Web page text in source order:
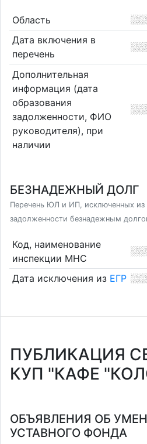
Область
Дата включения в
перечень
Дополнительная
информация (дата
образования
задолженности, ФИО
руководителя), при
наличии
БЕЗНАДЕЖНЫЙ ДОЛГ
Перечень ЮЛ и ИП, исключенных из
задолженности безнадежным
Код, наименование
инспекции МНС
Дата исключения из ЕГР
ПУБЛИКАЦИЯ
КУП "КАФЕ
ОБЪЯВЛЕНИЯ ОБ
УСТАВНОГО ФОНДА